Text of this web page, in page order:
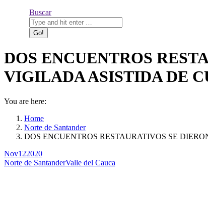
Search:
Buscar
DOS ENCUENTROS
VIGILADA ASISTIDA DE
You are here:
Home
Norte de Santander
DOS ENCUENTROS RESTAURATIVOS SE
Nov122020
Norte de SantanderValle del Cauca